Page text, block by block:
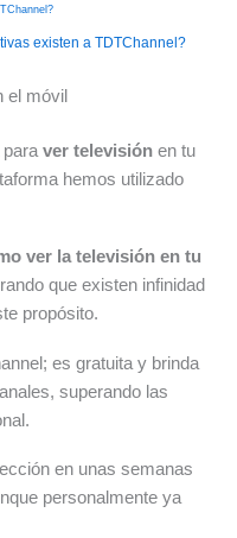
existen a TDTChannel?
el móvil
para ver televisión en tu
hemos utilizado
ver la televisión en tu
que existen infinidad
propósito.
es gratuita y brinda
superando las
en unas semanas
personalmente ya